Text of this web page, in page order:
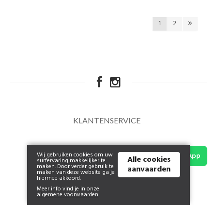
1 2
KLANTENSERVICE
WhatsApp
Wij gebruiken cookies om uw
surfervaring makkelijker te
maken. Door verder gebruik te
maken van deze website ga je
hiermee akkoord.
Meer info vind je in onze
algemene voorwaarden.
Alle cookies
aanvaarden